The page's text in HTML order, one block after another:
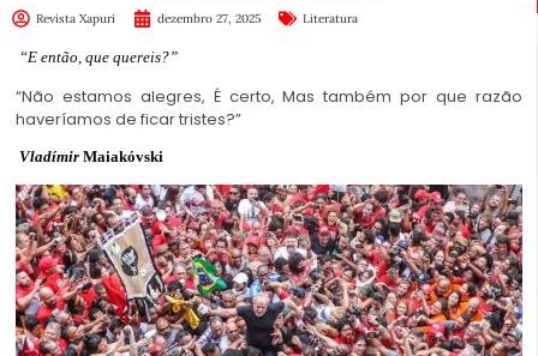
Revista Xapuri dezembro 27, 2025 Literatura
“E então, que quereis?”
“Não estamos alegres, É certo, Mas também por que razão
haveríamos de ficar tristes?”
Vladímir Maiakóvski